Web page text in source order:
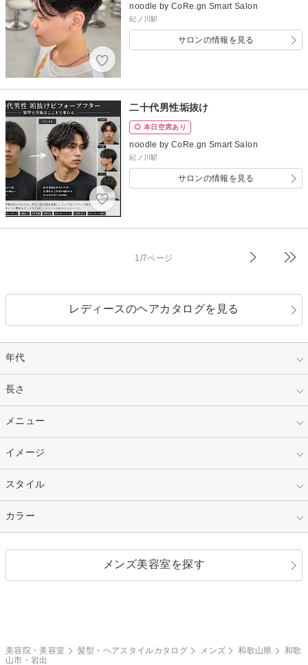
noodle by CoRe.gn Smart Salon
紀ノ川駅
サロンの情報を見る
二十代男性垢抜け
◎ 本日空席あり
noodle by CoRe.gn Smart Salon
紀ノ川駅
サロンの情報を見る
1/7ページ
レディースのヘアカタログを見る
年代
指定なし
10代
30代
長さ
指定なし
ショート
セミロング
メニュー
指定なし
カラー
縮毛矯正
イメージ
指定なし
キュート
ストリート
スタイル
指定なし
ポニーテール
カラー
メンズ美容室を探す
美容院・美容室 髪型・ヘアスタイルカタログ メンズ 和歌山県
和歌
山市・岩出